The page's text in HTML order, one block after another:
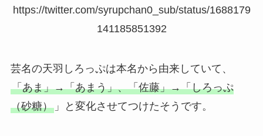
https://twitter.com/syrupchan0_sub/status/1688179
141185851392
芸名の天羽しろっぷは本名から由来していて、
「あま」→「あまう」、「佐藤」→「しろっぷ
（砂糖）」と変化させてつけたそうです。